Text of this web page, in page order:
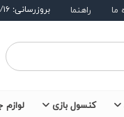
ما راهنما بروزرسانی: ۱۴۰۵/۵/۱۶
کنسول بازی لوازم